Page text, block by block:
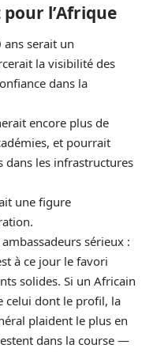
l’Afrique
ans serait un
la visibilité des
dans la
encore plus de
et pourrait
dans les infrastructures
une figure
sérieux :
à ce jour le favori
solides. Si un Africain
celui dont le profil, la
plaident le plus en
dans la course —